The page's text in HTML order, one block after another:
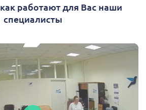
работают для Вас наши
специалисты